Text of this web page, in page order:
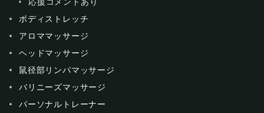
ボディストレッチ
アロママッサージ
ヘッドマッサージ
鼠径部リンパマッサージ
バリニーズマッサージ
パーソナルトレーナー